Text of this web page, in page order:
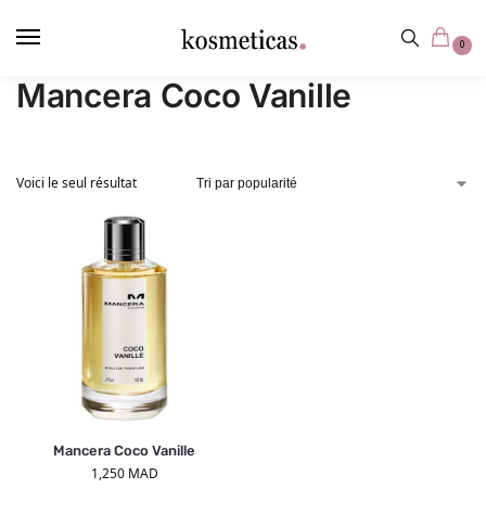
principal
0
Mancera Coco Vanille
Voici le seul résultat
Mancera Coco Vanille
1,250 MAD